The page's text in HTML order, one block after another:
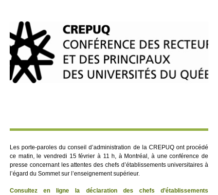
Les porte-paroles du conseil d’administration de la CREPUQ ont procédé
ce matin, le vendredi 15 février à 11 h, à Montréal, à une conférence de
presse concernant les attentes des chefs d’établissements universitaires à
l’égard du Sommet sur l’enseignement supérieur.
Consultez en ligne la déclaration des chefs d’établissements